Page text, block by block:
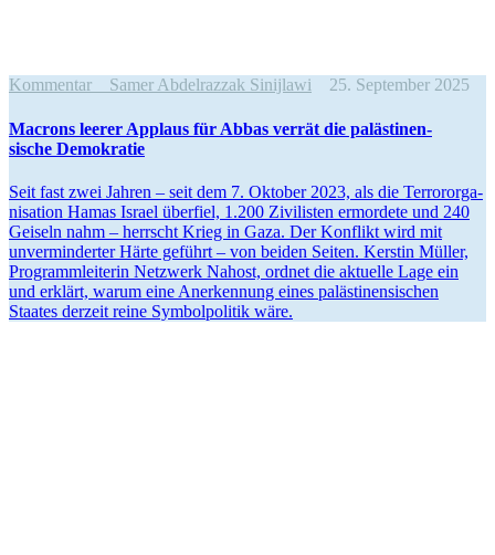
Kommentar Samer Abdelrazzak Sinijlawi 25. September 2025
Macrons leerer Applaus für Abbas verrät die paläs­ti­nen­
sische Demokratie
Seit fast zwei Jahren – seit dem 7. Oktober 2023, als die Terror­or­ga­
ni­sation Hamas Israel überfiel, 1.200 Zivilisten ermordete und 240
Geiseln nahm – herrscht Krieg in Gaza. Der Konflikt wird mit
unver­min­derter Härte geführt – von beiden Seiten. Kerstin Müller,
Programm­lei­terin Netzwerk Nahost, ordnet die aktuelle Lage ein
und erklärt, warum eine Anerkennung eines paläs­ti­nen­si­schen
Staates derzeit reine Symbol­po­litik wäre.